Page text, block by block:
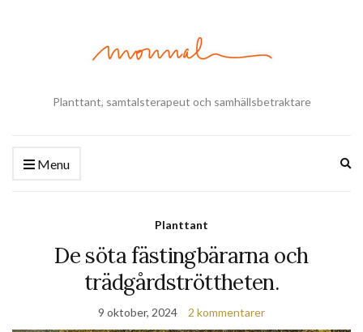
Planttant, samtalsterapeut och samhällsbetraktare
Menu
Planttant
De söta fästingbärarna och
trädgårdströttheten.
9 oktober, 2024 2 kommentarer